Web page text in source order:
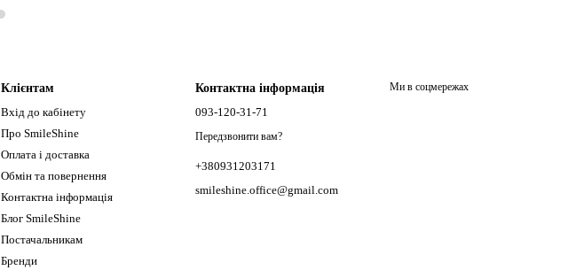
Клієнтам
Вхід до кабінету
Про SmileShine
Оплата і доставка
Обмін та повернення
Контактна інформація
Блог SmileShine
Постачальникам
Бренди
Контактна інформація
093-120-31-71
Передзвонити вам?
+380931203171
smileshine.office@gmail.com
Ми в соцмережах